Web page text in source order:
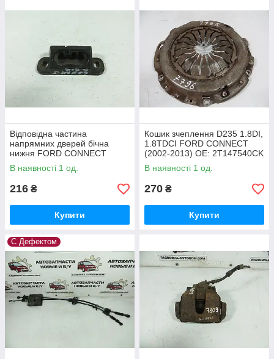
Відповідна частина
напрямних дверей бічна
нижня FORD CONNECT
(2002-2013) ОЕ: 1531574
В наявності 1 од.
216 ₴
Купити
Кошик зчеплення D235 1.8DI,
1.8TDCI FORD CONNECT
(2002-2013) ОЕ: 2T147540CK
В наявності 1 од.
270 ₴
Купити
С Дефектом